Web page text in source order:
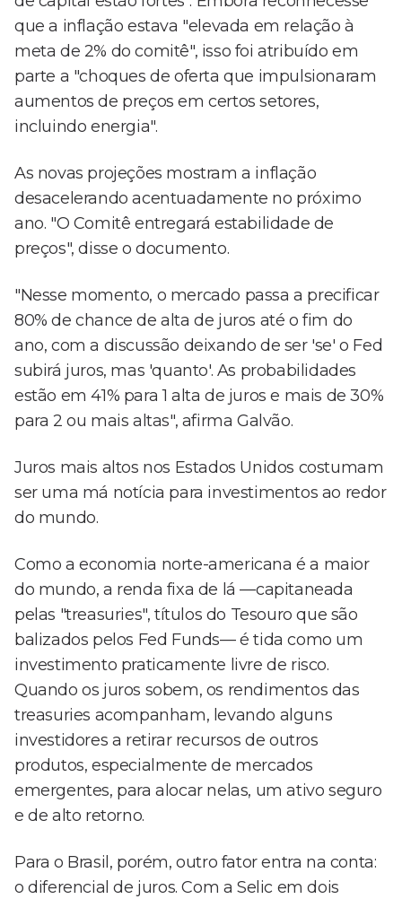
que a inflação estava "elevada em relação à
meta de 2% do comitê", isso foi atribuído em
parte a "choques de oferta que impulsionaram
aumentos de preços em certos setores,
incluindo energia".
As novas projeções mostram a inflação
desacelerando acentuadamente no próximo
ano. "O Comitê entregará estabilidade de
preços", disse o documento.
"Nesse momento, o mercado passa a precificar
80% de chance de alta de juros até o fim do
ano, com a discussão deixando de ser 'se' o Fed
subirá juros, mas 'quanto'. As probabilidades
estão em 41% para 1 alta de juros e mais de 30%
para 2 ou mais altas", afirma Galvão.
Juros mais altos nos Estados Unidos costumam
ser uma má notícia para investimentos ao redor
do mundo.
Como a economia norte-americana é a maior
do mundo, a renda fixa de lá —capitaneada
pelas "treasuries", títulos do Tesouro que são
balizados pelos Fed Funds— é tida como um
investimento praticamente livre de risco.
Quando os juros sobem, os rendimentos das
treasuries acompanham, levando alguns
investidores a retirar recursos de outros
produtos, especialmente de mercados
emergentes, para alocar nelas, um ativo seguro
e de alto retorno.
Para o Brasil, porém, outro fator entra na conta:
o diferencial de juros. Com a Selic em dois